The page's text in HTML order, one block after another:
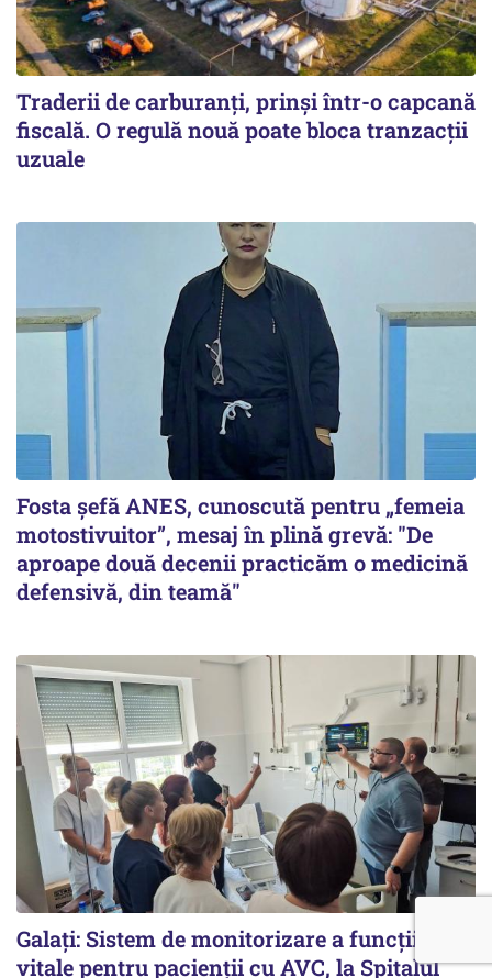
Traderii de carburanți, prinși într-o capcană
fiscală. O regulă nouă poate bloca tranzacții
uzuale
Fosta șefă ANES, cunoscută pentru „femeia
motostivuitor”, mesaj în plină grevă: "De
aproape două decenii practicăm o medicină
defensivă, din teamă"
Galați: Sistem de monitorizare a funcțiilor
vitale pentru pacienții cu AVC, la Spitalul